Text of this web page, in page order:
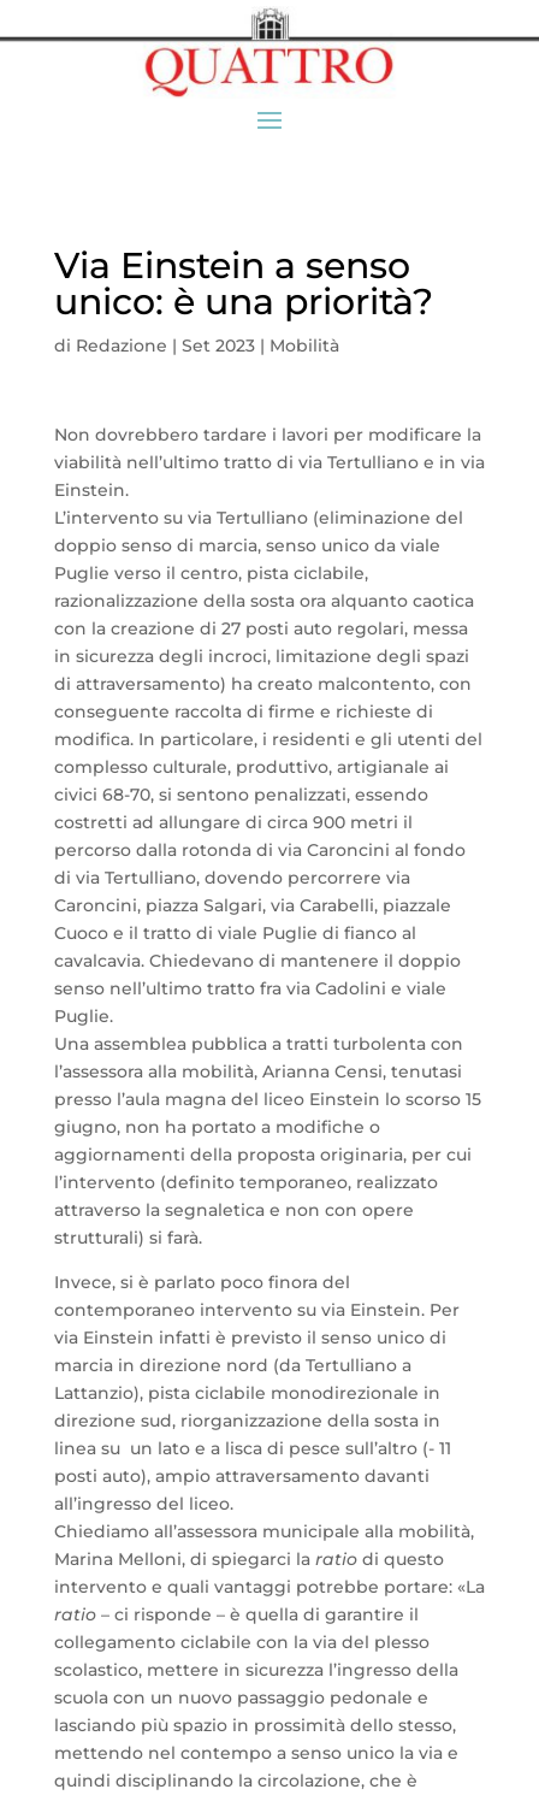
Via Einstein a senso
unico: è una priorità?
di Redazione | Set 2023| Mobilità
Non dovrebbero tardare i lavori per modificare la
viabilità nell’ultimo tratto di via Tertulliano e in via
Einstein.
L’intervento su via Tertulliano (eliminazione del
doppio senso di marcia, senso unico da viale
Puglie verso il centro, pista ciclabile,
razionalizzazione della sosta ora alquanto caotica
con la creazione di 27 posti auto regolari, messa
in sicurezza degli incroci, limitazione degli spazi
di attraversamento) ha creato malcontento, con
conseguente raccolta di firme e richieste di
modifica. In particolare, i residenti e gli utenti del
complesso culturale, produttivo, artigianale ai
civici 68-70, si sentono penalizzati, essendo
costretti ad allungare di circa 900 metri il
percorso dalla rotonda di via Caroncini al fondo
di via Tertulliano, dovendo percorrere via
Caroncini, piazza Salgari, via Carabelli, piazzale
Cuoco e il tratto di viale Puglie di fianco al
cavalcavia. Chiedevano di mantenere il doppio
senso nell’ultimo tratto fra via Cadolini e viale
Puglie.
Una assemblea pubblica a tratti turbolenta con
l’assessora alla mobilità, Arianna Censi, tenutasi
presso l’aula magna del liceo Einstein lo scorso 15
giugno, non ha portato a modifiche o
aggiornamenti della proposta originaria, per cui
l’intervento (definito temporaneo, realizzato
attraverso la segnaletica e non con opere
strutturali) si farà.
Invece, si è parlato poco finora del
contemporaneo intervento su via Einstein. Per
via Einstein infatti è previsto il senso unico di
marcia in direzione nord (da Tertulliano a
Lattanzio), pista ciclabile monodirezionale in
direzione sud, riorganizzazione della sosta in
linea su un lato e a lisca di pesce sull’altro (- 11
posti auto), ampio attraversamento davanti
all’ingresso del liceo.
Chiediamo all’assessora municipale alla mobilità,
Marina Melloni, di spiegarci la ratiodi questo
intervento e quali vantaggi potrebbe portare: «La
ratio– ci risponde – è quella di garantire il
collegamento ciclabile con la via del plesso
scolastico, mettere in sicurezza l’ingresso della
scuola con un nuovo passaggio pedonale e
lasciando più spazio in prossimità dello stesso,
mettendo nel contempo a senso unico la via e
quindi disciplinando la circolazione, che è